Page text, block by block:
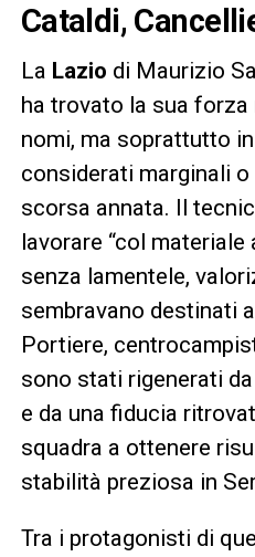
Cataldi,
La Lazio di Maurizio
ha trovato la sua forza
nomi, ma soprattutto
considerati marginali
scorsa annata. Il
lavorare “col materiale
senza lamentele,
sembravano destinati
Portiere,
sono stati rigenerati
e da una fiducia
squadra a ottenere
stabilità preziosa in
Tra i protagonisti di